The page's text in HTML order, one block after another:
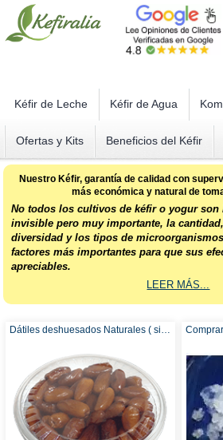
Kéfir de Leche Kéfir de Agua
Ofertas y Kits Beneficios del Kéfir
Nuestro Kéfir, garantía de calidad con
más económica y natural de
No todos los cultivos de kéfir o yogur son
invisible pero muy importante, la
diversidad y los tipos de
factores más importantes para que sus
apreciables.
LEER MÁS...
Dátiles deshuesados Naturales ( sin azúcar añadido ni sulfitos ) - Recomendado para Kéfir de Agua